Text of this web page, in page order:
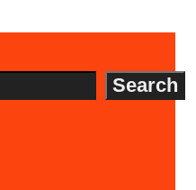
Search